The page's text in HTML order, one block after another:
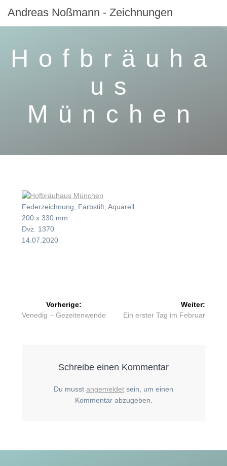
Inhalt
springen
Andreas Noßmann - Zeichnungen
Hofbräuha
us
München
Federzeichnung, Farbstift, Aquarell
200 x 330 mm
Dvz. 1370
14.07.2020
Beitragsnavigation
Vorherige:
Vorheriger
Venedig – Gezeitenwende
Weiter:
Nächster
Ein erster Tag im Februar
Schreibe einen Kommentar
Du musst angemeldet sein, um einen
Kommentar abzugeben.